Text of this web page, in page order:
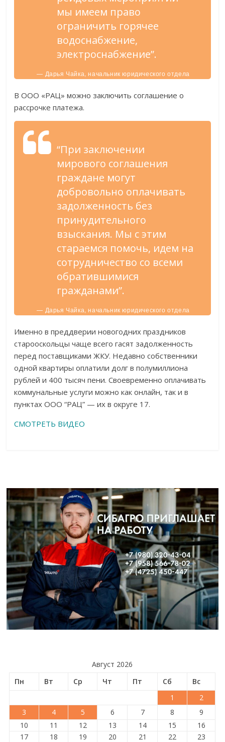
мы имеем право
ограничить горячее
водоснабжение,
электроснабжение”.
— Дарья Чайка, начальник юридического отдела
ООО “РАЦ”.
В ООО «РАЦ» можно заключить соглашение о
рассрочке платежа.
“При заключении
мирового соглашения
граждане могут
добровольно оплачивать
задолженность без
принудительного
взыскания. Мы с этим
стараемся помочь, идем на
сотрудничество со всеми
обратившимися
гражданами”.
— Дарья Чайка, начальник юридического отдела
ООО “РАЦ”.
Именно в преддверии новогодних праздников
старооскольцы чаще всего гасят задолженность
перед поставщиками ЖКУ. Недавно собственники
одной квартиры оплатили долг в полумиллиона
рублей и 400 тысяч пени. Своевременно оплачивать
коммунальные услуги можно как онлайн, так и в
пунктах ООО “РАЦ” — их в округе 17.
СМОТРЕТЬ ВИДЕО
Август 2026
Пн
Вт Ср Чт Пт Сб
Вс
1
2
3
4 5 6 7 8
9
10
11 12 13 14 15
16
17
18 19 20 21 22
23